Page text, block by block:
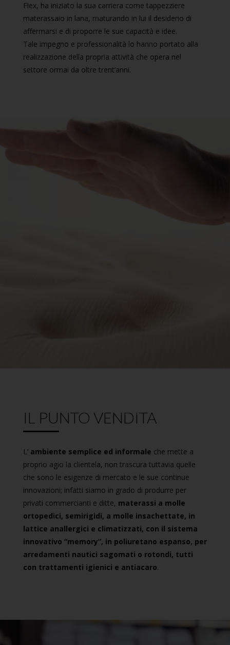
Flex, ha iniziato la sua carriera come tappezziere
materassaio in lana, maturando in lui il desiderio di
affermarsi e di proporre le sue capacità e idee.
Tale impegno e professionalità lo hanno portato alla
realizzazione della propria attività che opera nel
settore ormai da oltre trent’anni.
IL PUNTO VENDITA
L’ ambiente semplice ed informale che mette a
proprio agio la clientela, non trascura tuttavia quelle
che sono le esigenze di mercato e le sue continue
innovazioni; infatti siamo in grado di produrre per
privati commercianti e ditte, materassi a molle
ortopedici, semirigidi, a molle insachettate, in
lattice anallergici e climatizzati, con il sistema
innovativo “memory”, in poliuretano espanso, per
arredamenti nautici sagomati o rotondi, tutti
con trattamenti igienici e antiacaro.